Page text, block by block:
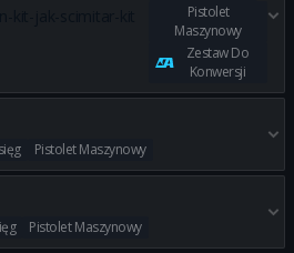
Pistolet
Maszynowy
Zestaw Do
Konwersji
Zdobądź wszystkie najlepsze
Pistolet Maszynowy
Zdobądź wszystkie najlepsze
Pistolet Maszynowy